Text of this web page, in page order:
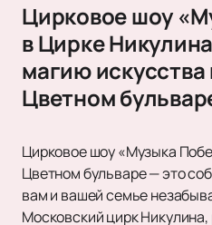
Цирковое шоу
в Цирке
магию
Цветном
Цирковое шоу «Музыка
Цветном бульваре — это
вам и вашей семье
Московский цирк